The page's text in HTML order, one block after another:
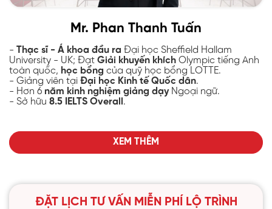
Mr. Phan Thanh Tuấn
- Thạc sĩ - Á khoa đầu ra Đại học Sheffield Hallam
University - UK; Đạt Giải khuyến khích Olympic tiếng Anh
toàn quốc, học bổng của quỹ học bổng LOTTE.
- Giảng viên tại Đại học Kinh tế Quốc dân.
- Hơn 6 năm kinh nghiệm giảng dạy Ngoại ngữ.
- Sở hữu 8.5 IELTS Overall .
XEM THÊM
ĐẶT LỊCH TƯ VẤN MIỄN PHÍ LỘ TRÌNH